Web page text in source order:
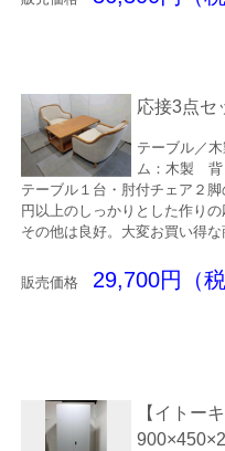
応接3点セ
テーブル／
ム：木製 背
テーブル１台・肘付チェア２
円以上のしっかりとした作り
その他は良好。大変お買い得な
販売価格 29,700円（税
【イトー